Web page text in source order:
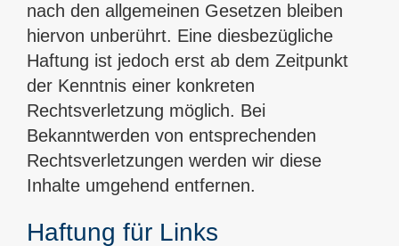
nach den allgemeinen Gesetzen bleiben
hiervon unberührt. Eine diesbezügliche
Haftung ist jedoch erst ab dem Zeitpunkt
der Kenntnis einer konkreten
Rechtsverletzung möglich. Bei
Bekanntwerden von entsprechenden
Rechtsverletzungen werden wir diese
Inhalte umgehend entfernen.
Haftung für Links